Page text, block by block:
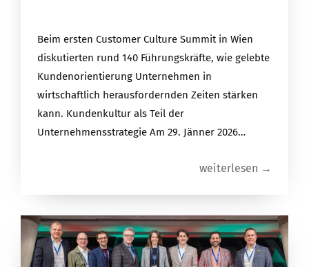
Beim ersten Customer Culture Summit in Wien
diskutierten rund 140 Führungskräfte, wie gelebte
Kundenorientierung Unternehmen in
wirtschaftlich herausfordernden Zeiten stärken
kann. Kundenkultur als Teil der
Unternehmensstrategie Am 29. Jänner 2026…
weiterlesen →